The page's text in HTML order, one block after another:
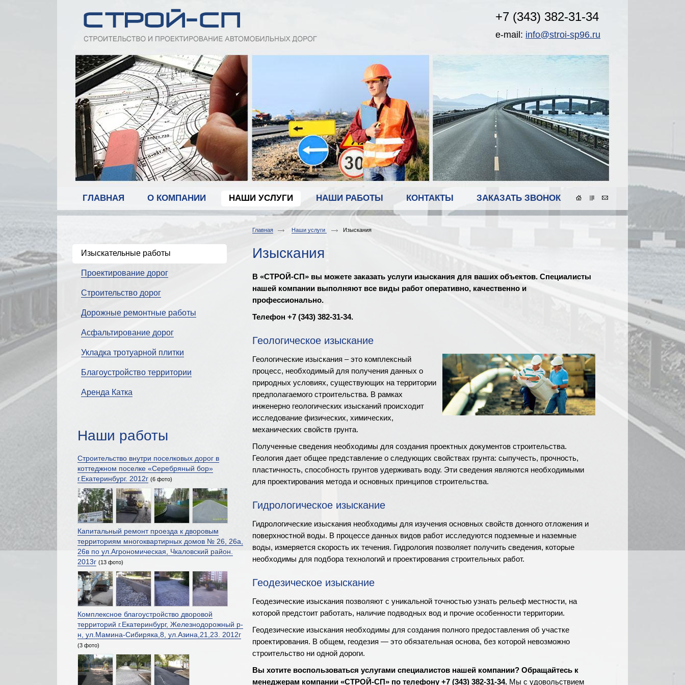
+7 (343) 382-31-34
e-mail: info@stroi-sp96.ru
ГЛАВНАЯ О КОМПАНИИ НАШИ УСЛУГИ НАШИ РАБОТЫ КОНТАКТЫ ЗАКАЗАТЬ ЗВОНОК
Изыскательные работы
Проектирование дорог
Строительство дорог
Дорожные ремонтные работы
Асфальтирование дорог
Укладка тротуарной плитки
Благоустройство территории
Аренда Катка
Наши работы
Строительство внутри поселковых дорог в
коттеджном поселке «Серебряный бор»
г.Екатеринбург. 2012г (6 фото)
Капитальный ремонт проезда к дворовым
территориям многоквартирных домов № 26, 26а,
26в по ул.Агрономическая, Чкаловский район.
2013г (13 фото)
Комплексное благоустройство дворовой
территорий г.Екатеринбург, Железнодорожный р-
н, ул.Мамина-Сибиряка,8, ул.Азина,21,23. 2012г
(3 фото)
Главная Наши услуги Изыскания
Изыскания
В «СТРОЙ-СП» вы можете заказать услуги изыскания для ваших объектов. Специалисты
нашей компании выполняют все виды работ оперативно, качественно и
профессионально.
Телефон +7 (343) 382-31-34.
Геологическое изыскание
Геологические изыскания – это комплексный
процесс, необходимый для получения данных о
природных условиях, существующих на территории
предполагаемого строительства. В рамках
инженерно геологических изысканий происходит
исследование физических, химических,
механических свойств грунта.
Полученные сведения необходимы для создания проектных документов строительства.
Геология дает общее представление о следующих свойствах грунта: сыпучесть, прочность,
пластичность, способность грунтов удерживать воду. Эти сведения являются необходимыми
для проектирования метода и основных принципов строительства.
Гидрологическое изыскание
Гидрологические изыскания необходимы для изучения основных свойств донного отложения и
поверхностной воды. В процессе данных видов работ исследуются подземные и наземные
воды, измеряется скорость их течения. Гидрология позволяет получить сведения, которые
необходимы для подбора технологий и проектирования строительных работ.
Геодезическое изыскание
Геодезические изыскания позволяют с уникальной точностью узнать рельеф местности, на
которой предстоит работать, наличие подводных вод и прочие особенности территории.
Геодезические изыскания необходимы для создания полного предоставления об участке
проектирования. В общем, геодезия — это обязательная основа, без которой невозможно
строительство ни одной дороги.
Вы хотите воспользоваться услугами специалистов нашей компании? Обращайтесь к
менеджерам компании «СТРОЙ-СП» по телефону +7 (343) 382-31-34. Мы с удовольствием